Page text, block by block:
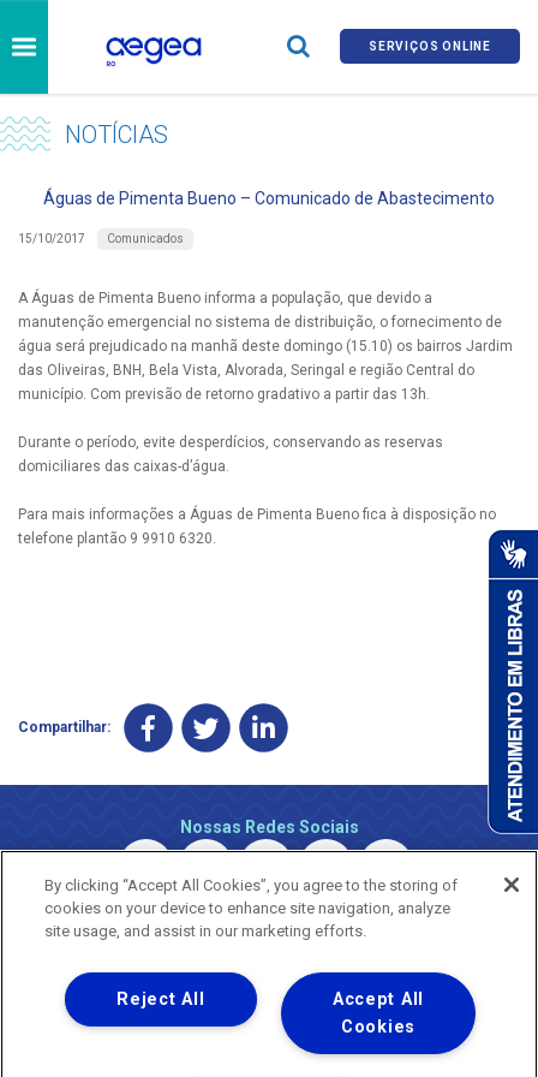
SERVIÇOS ONLINE
NOTÍCIAS
Águas de Pimenta Bueno – Comunicado de Abastecimento
15/10/2017 Comunicados
A Águas de Pimenta Bueno informa a população, que devido a
manutenção emergencial no sistema de distribuição, o fornecimento de
água será prejudicado na manhã deste domingo (15.10) os bairros Jardim
das Oliveiras, BNH, Bela Vista, Alvorada, Seringal e região Central do
município. Com previsão de retorno gradativo a partir das 13h.
Durante o período, evite desperdícios, conservando as reservas
domiciliares das caixas-d’água.
Para mais informações a Águas de Pimenta Bueno fica à disposição no
telefone plantão 9 9910 6320.
Compartilhar:
Nossas Redes Sociais
Copyright © 2026 - Todos os Direitos Reservados.
Nossa natureza movimenta a vida
By clicking “Accept All Cookies”, you agree to the storing of
cookies on your device to enhance site navigation, analyze
site usage, and assist in our marketing efforts.
Accept All
Cookies
Reject All